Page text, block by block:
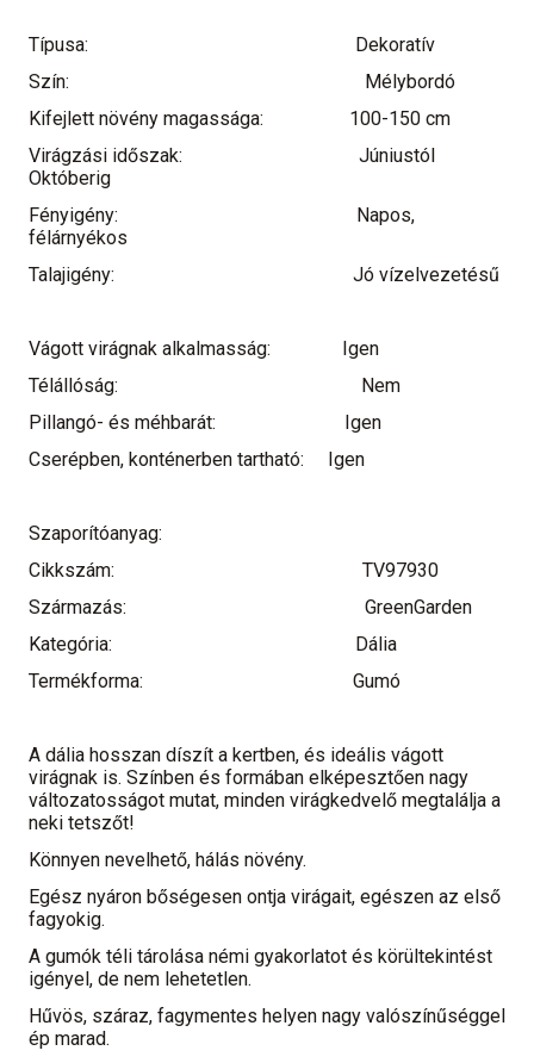
Típusa:
Dekoratív
Szín:
Mélybordó
Kifejlett növény magassága:
100-150 cm
Virágzási időszak:
Júniustól
Októberig
Fényigény:
Napos,
félárnyékos
Talajigény:
Jó vízelvezetésű
Vágott virágnak alkalmasság:
Igen
Télállóság:
Nem
Pillangó- és méhbarát:
Igen
Cserépben, konténerben tartható:
Igen
Szaporítóanyag:
Cikkszám:
TV97930
Származás:
GreenGarden
Kategória:
Dália
Termékforma:
Gumó
A dália hosszan díszít a kertben, és ideális vágott
virágnak is. Színben és formában elképesztően nagy
változatosságot mutat, minden virágkedvelő megtalálja a
neki tetszőt!
Könnyen nevelhető, hálás növény.
Egész nyáron bőségesen ontja virágait, egészen az első
fagyokig.
A gumók téli tárolása némi gyakorlatot és körültekintést
igényel, de nem lehetetlen.
Hűvös, száraz, fagymentes helyen nagy valószínűséggel
ép marad.